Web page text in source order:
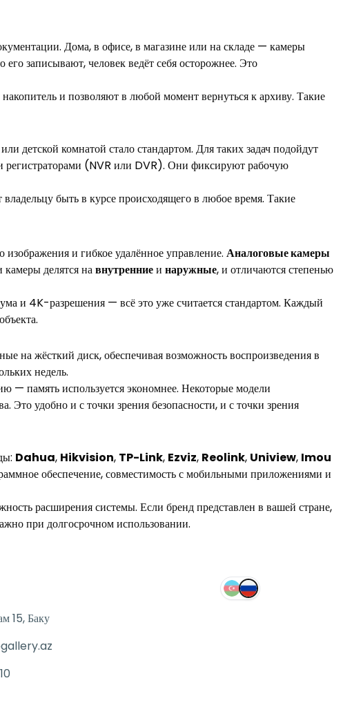
Дома, в офисе, в магазине или на складе — камеры
записывают, человек ведёт себя осторожнее. Это
и позволяют в любой момент вернуться к архиву. Такие
детской комнатой стало стандартом. Для таких задач подойдут
регистраторами (NVR или DVR). Они фиксируют рабочую
быть в курсе происходящего в любое время. Такие
изображения и гибкое удалённое управление. Аналоговые камеры
делятся навнутренниеи наружные, и отличаются степенью
и 4K-разрешения — всё это уже считается стандартом. Каждый
на жёсткий диск, обеспечивая возможность воспроизведения в
недель.
— память используется экономнее. Некоторые модели
Это удобно и с точки зрения безопасности, и с точки зрения
Dahua, Hikvision, TP-Link, Ezviz, Reolink, Uniview, Imou
обеспечение, совместимость с мобильными приложениями и
расширения системы. Если бренд представлен в вашей стране,
при долгосрочном использовании.
15, Баку